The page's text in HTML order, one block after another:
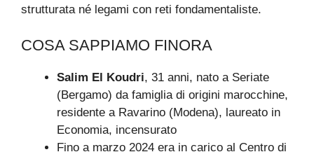
strutturata né legami con reti fondamentaliste.
COSA SAPPIAMO FINORA
Salim El Koudri, 31 anni, nato a Seriate
(Bergamo) da famiglia di origini marocchine,
residente a Ravarino (Modena), laureato in
Economia, incensurato
Fino a marzo 2024 era in carico al Centro di